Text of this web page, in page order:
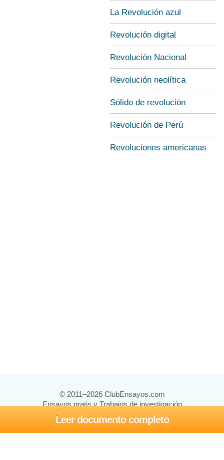
Leer documento completo
La Revolución azul
Revolución digital
Revolución Nacional
Revolución neolítica
Sólido de revolución
Revolución de Perú
Revoluciones americanas
© 2011–2026 ClubEnsayos.com
Ensayos gratis y Trabajos de investigación